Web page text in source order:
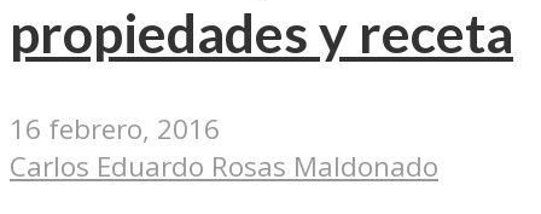
propiedades y receta
16 febrero, 2016
Carlos Eduardo Rosas Maldonado